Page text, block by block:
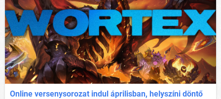
Online versenysorozat indul áprilisban, helyszíni döntő